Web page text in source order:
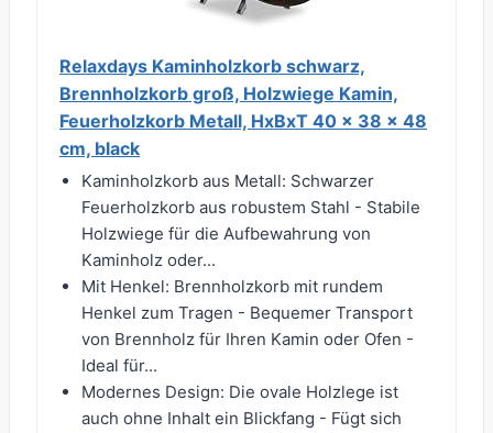
Relaxdays Kaminholzkorb schwarz,
Brennholzkorb groß, Holzwiege Kamin,
Feuerholzkorb Metall, HxBxT 40 x 38 x 48
cm, black
Kaminholzkorb aus Metall: Schwarzer
Feuerholzkorb aus robustem Stahl - Stabile
Holzwiege für die Aufbewahrung von
Kaminholz oder...
Mit Henkel: Brennholzkorb mit rundem
Henkel zum Tragen - Bequemer Transport
von Brennholz für Ihren Kamin oder Ofen -
Ideal für...
Modernes Design: Die ovale Holzlege ist
auch ohne Inhalt ein Blickfang - Fügt sich